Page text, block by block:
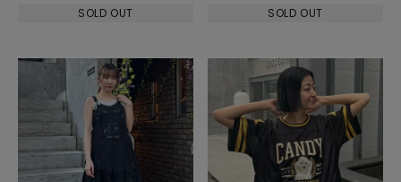
SOLD OUT SOLD OUT